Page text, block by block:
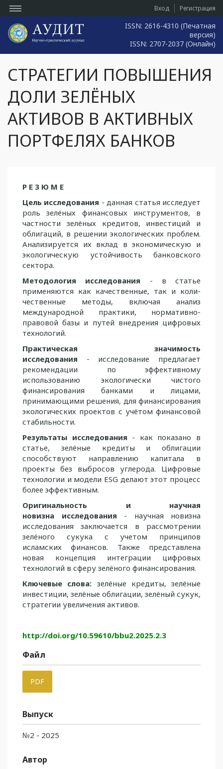
Вход Регистрация
ISSN: 2616-4310 (Печатная
версия)
ISSN: 2707-2037 (Онлайн)
СТРАТЕГИИ ПОВЫШЕНИЯ
ДОЛИ ЗЕЛЁНЫХ
АКТИВОВ В АКТИВНЫХ
ПОРТФЕЛЯХ БАНКОВ
Р Е З Ю М Е
Цель исследования - данная статья исследует
роль зелёных финансовых инстру­ментов, в
частности зелёных кредитов, инвестиций и
облигаций, в решении экологи­ческих проблем.
Анализируется их вклад в экономическую и
экологическую устойчи­вость банковского
сектора.
Методология исследования - в статье
применяются как качественные, так и коли­
чественные методы, включая анализ
международной практики, нормативно-
правовой базы и путей внедрения цифровых
технологий.
Практическая значимость
исследования - исследование предлагает
рекомен­дации по эффективному
использованию экологически чистого
финансирования банками и лицами,
принимающими решения, для финансирования
экологических проектов с учётом финансовой
стабильности.
Результаты исследования - как показано в
статье, зелёные кредиты и облигации
способствуют направлению капитала в
проекты без выбросов углерода. Цифровые
тех­но­логии и модели ESG делают этот процесс
более эффективным.
Оригинальность и научная
новизна
исследования - научная новизна
исследо­вания заключается в рассмотрении
зелёного сукука с учетом принципов
исламских финансов. Также представлена
новая концепция интеграции цифровых
технологий в сферу зелёного финансирования.
Ключевые слова: зелёные кредиты, зелёные
инвестиции, зелёные облигации, зелёный сукук,
стратегии увеличения активов.
http://doi.org/10.59610/bbu2.2025.2.3
Файл
PDF
Выпуск
№2 - 2025
Автор